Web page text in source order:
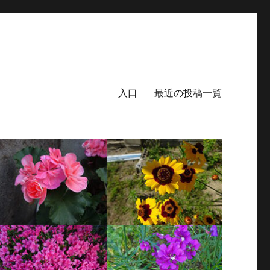
入口 最近の投稿一覧